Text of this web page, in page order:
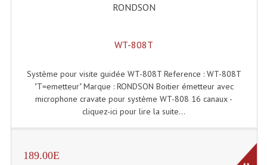
Lecteurs Lasers Simple Et Mp3 (rack 19")
Enregistreur Numérique
Platines Dvd Pour Dj
RONDSON
WT-808T
Système pour visite guidée WT-808T Reference : WT-808T
"T=emetteur" Marque : RONDSON Boitier émetteur avec
microphone cravate pour système WT-808 16 canaux -
cliquez-ici pour lire la suite...
189.00E